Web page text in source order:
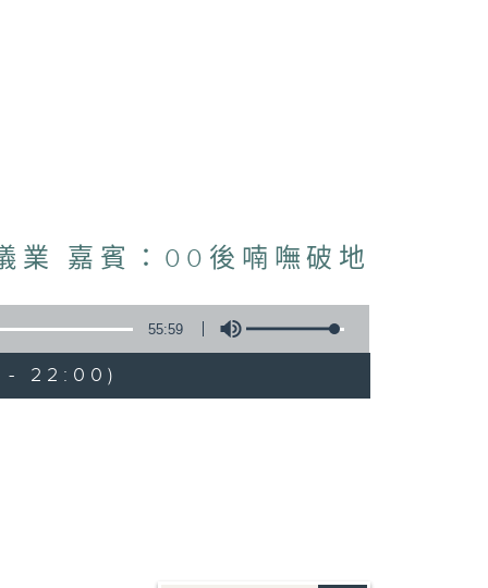
業 嘉賓：00後喃嘸破地
55:59
- 22:00)